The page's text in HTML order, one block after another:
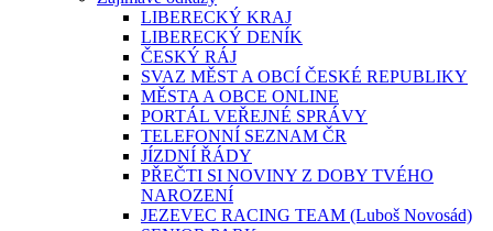
LIBERECKÝ KRAJ
LIBERECKÝ DENÍK
ČESKÝ RÁJ
SVAZ MĚST A OBCÍ ČESKÉ REPUBLIKY
MĚSTA A OBCE ONLINE
PORTÁL VEŘEJNÉ SPRÁVY
TELEFONNÍ SEZNAM ČR
JÍZDNÍ ŘÁDY
PŘEČTI SI NOVINY Z DOBY TVÉHO
NAROZENÍ
JEZEVEC RACING TEAM (Luboš Novosád)